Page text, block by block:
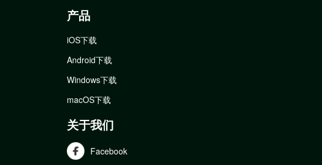
产品
iOS下载
Android下载
Windows下载
macOS下载
关于我们
Facebook